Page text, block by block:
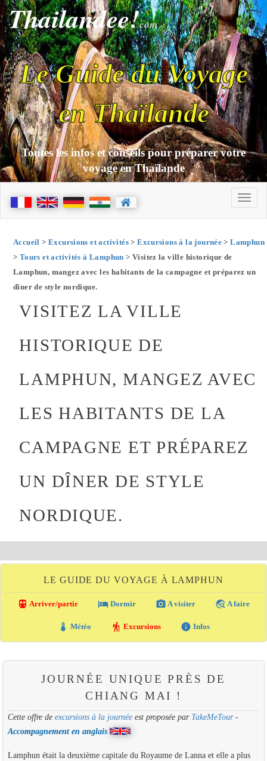
Thailandee!com
Le Guide du Voyage
en Thaïlande
Toutes les infos et conseils pour préparer votre
voyage en Thaïlande
Accueil > Excursions et activités>Excursions à la journée >Lamphun
> Tours et activités à Lamphun > Visitez la ville historique de
Lamphun, mangez avec les habitants de la campagne et préparez un
dîner de style nordique.
VISITEZ LA VILLE
HISTORIQUE DE
LAMPHUN, MANGEZ AVEC
LES HABITANTS DE LA
CAMPAGNE ET PRÉPAREZ
UN DÎNER DE STYLE
NORDIQUE.
LE GUIDE DU VOYAGE À LAMPHUN
directions_transit Arriver/partir local_hotel Dormir photo_camera A visiter travel_explore A faire
thermostat Météo hiking Excursions info Infos
JOURNÉE UNIQUE PRÈS DE
CHIANG MAI !
Cette offre de excursions à la journéeest proposée par TakeMeTour-
Accompagnement en anglais
Lamphun était la deuxième capitale du Royaume de Lanna et elle a plus